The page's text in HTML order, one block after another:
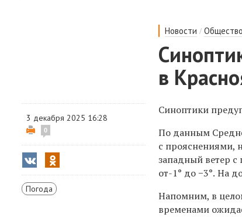
Новости /Общество
в
3 декабря 2025 16:28
0
Погода
Синоптики
По данным
с прояснениями,
западный ветер с
от-1° до −3°. На
Напомним, в
временами